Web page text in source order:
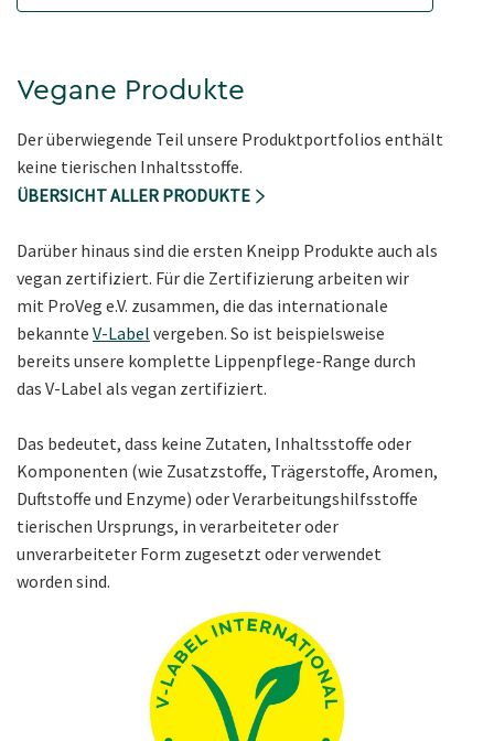
Vegane Produkte
Der überwiegende Teil unsere Produktportfolios enthält
keine tierischen Inhaltsstoffe.
ÜBERSICHT ALLER PRODUKTE
Darüber hinaus sind die ersten Kneipp Produkte auch als
vegan zertifiziert. Für die Zertifizierung arbeiten wir
mit ProVeg e.V. zusammen, die das internationale
bekannte V-Label vergeben. So ist beispielsweise
bereits unsere komplette Lippenpflege-Range durch
das V-Label als vegan zertifiziert.
Das bedeutet, dass keine Zutaten, Inhaltsstoffe oder
Komponenten (wie Zusatzstoffe, Trägerstoffe, Aromen,
Duftstoffe und Enzyme) oder Verarbeitungshilfsstoffe
tierischen Ursprungs, in verarbeiteter oder
unverarbeiteter Form zugesetzt oder verwendet
worden sind.